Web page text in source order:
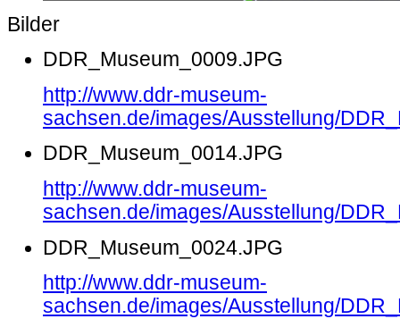
Bilder
DDR_Museum_0009.JPG
http://www.ddr-museum-
sachsen.de/images/Ausstellung/
DDR_Museum_0014.JPG
http://www.ddr-museum-
sachsen.de/images/Ausstellung/
DDR_Museum_0024.JPG
http://www.ddr-museum-
sachsen.de/images/Ausstellung/